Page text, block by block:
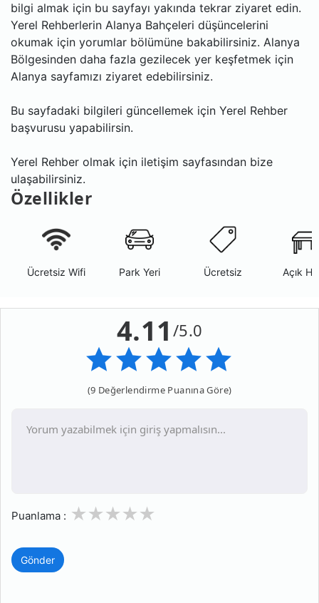
bilgi almak için bu sayfayı yakında tekrar ziyaret edin.
Yerel Rehberlerin Alanya Bahçeleri düşüncelerini
okumak için yorumlar bölümüne bakabilirsiniz. Alanya
Bölgesinden daha fazla gezilecek yer keşfetmek için
Alanya sayfamızı ziyaret edebilirsiniz.
Bu sayfadaki bilgileri güncellemek için Yerel Rehber
başvurusu yapabilirsin.
Yerel Rehber olmak için iletişim sayfasından bize
ulaşabilirsiniz.
Özellikler
Ücretsiz Wifi Park Yeri Ücretsiz Açık
4.11 /5.0
(9 Değerlendirme Puanına Göre)
Puanlama : 3
2
1
Gönder